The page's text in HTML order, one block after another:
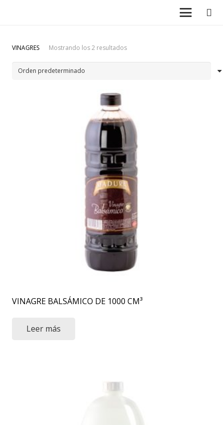
VINAGRES Mostrando los 2 resultados
VINAGRE BALSÁMICO DE 1000 CM³
Leer más